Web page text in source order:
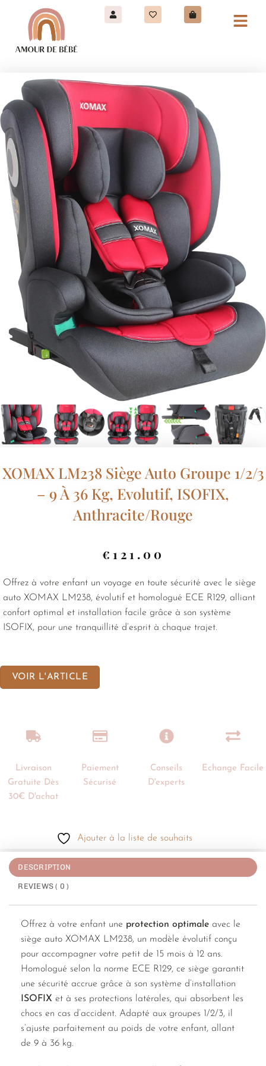
XOMAX LM238 Siège Auto Groupe 1/2/3
– 9 À 36 Kg, Evolutif, ISOFIX,
Anthracite/Rouge
€ 121.00
Offrez à votre enfant un voyage en toute sécurité avec le siège
auto XOMAX LM238, évolutif et homologué ECE R129, alliant
confort optimal et installation facile grâce à son système
ISOFIX, pour une tranquillité d’esprit à chaque trajet.
VOIR L'ARTICLE
Livraison
Gratuite Dès
30€ D'achat
Paiement
Sécurisé
Conseils
D'experts
Echange Facile
Ajouter à la liste de souhaits
DESCRIPTION
REVIEWS ( 0 )
Offrez à votre enfant une protection optimale avec le
siège auto XOMAX LM238, un modèle évolutif conçu
pour accompagner votre petit de 15 mois à 12 ans.
Homologué selon la norme ECE R129, ce siège garantit
une sécurité accrue grâce à son système d’installation
ISOFIX et à ses protections latérales, qui absorbent les
chocs en cas d’accident. Adapté aux groupes 1/2/3, il
s’ajuste parfaitement au poids de votre enfant, allant
de 9 à 36 kg.